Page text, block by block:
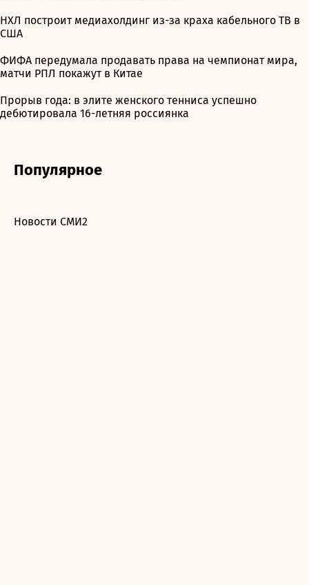
НХЛ построит медиахолдинг из-за краха кабельного ТВ в
США
ФИФА передумала продавать права на чемпионат мира,
матчи РПЛ покажут в Китае
Прорыв года: в элите женского тенниса успешно
дебютировала 16-летняя россиянка
Популярное
Новости СМИ2